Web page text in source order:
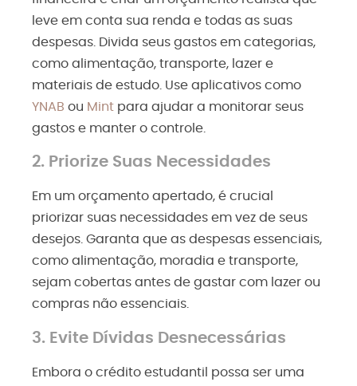
leve em conta sua renda e todas as suas
despesas. Divida seus gastos em categorias,
como alimentação, transporte, lazer e
materiais de estudo. Use aplicativos como
YNAB ou Mint para ajudar a monitorar seus
gastos e manter o controle.
2. Priorize Suas Necessidades
Em um orçamento apertado, é crucial
priorizar suas necessidades em vez de seus
desejos. Garanta que as despesas essenciais,
como alimentação, moradia e transporte,
sejam cobertas antes de gastar com lazer ou
compras não essenciais.
3. Evite Dívidas Desnecessárias
Embora o crédito estudantil possa ser uma